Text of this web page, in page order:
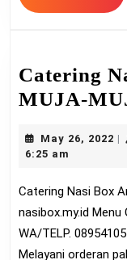
Catering
MUJA-
May 26, 2022
6:25 am
Catering Nasi Box Anak SD Di MUJA-MUJU 0895410577613 –
nasibox.my.id Menu
WA/TELP.
Melayani orderan